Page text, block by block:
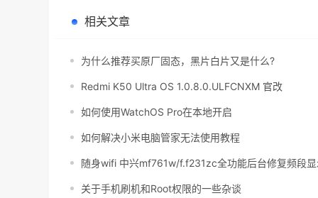
相关文章
为什么推荐买原厂固态，黑片白片又是什么?
Redmi K50 Ultra OS 1.0.8.0.ULFCNXM 官改
如何使用WatchOS Pro在本地开启
如何解决小米电脑管家无法使用教程
随身wifi 中兴mf761w/f.f231zc全功能后台修复频段
关于手机刷机和Root权限的一些杂谈